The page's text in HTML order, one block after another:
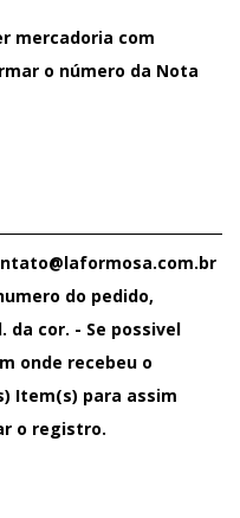
mercadoria com
o número da Nota
do pedido,
da cor. - Se possivel
onde recebeu o
Item(s) para assim
o registro.